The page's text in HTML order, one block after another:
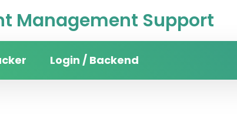
Management Support
Login / Backend